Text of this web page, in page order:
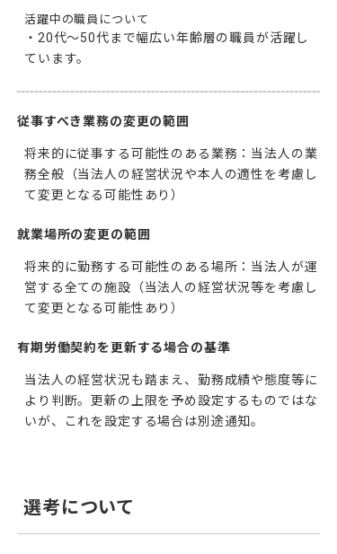
活躍中の職員について
・20代～50代まで幅広い年齢層の職員が活躍し
ています。
従事すべき業務の変更の範囲
将来的に従事する可能性のある業務：当法人の業
務全般（当法人の経営状況や本人の適性を考慮し
て変更となる可能性あり）
就業場所の変更の範囲
将来的に勤務する可能性のある場所：当法人が運
営する全ての施設（当法人の経営状況等を考慮し
て変更となる可能性あり）
有期労働契約を更新する場合の基準
当法人の経営状況も踏まえ、勤務成績や態度等に
より判断。更新の上限を予め設定するものではな
いが、これを設定する場合は別途通知。
選考について